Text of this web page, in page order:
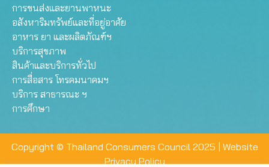
การขนส่งและยานพาหนะ
อสังหาริมทรัพย์และที่อยู่อาศัย
อาหาร ยา และผลิตภัณฑ์ฯ
บริการสุขภาพ
สินค้าและบริการทั่วไป
การสื่อสาร โทรคมนาคมฯ
บริการ สาธารณะ ฯ
การศึกษา
Copyright © Thailand Consumers Council 2025 | Website
Privacy Policy